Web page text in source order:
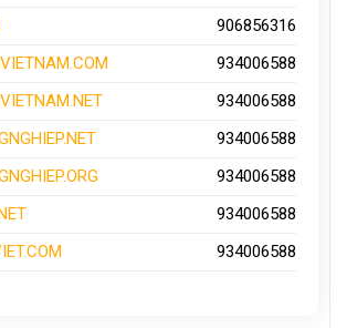
906856316
934006588
934006588
934006588
934006588
934006588
934006588